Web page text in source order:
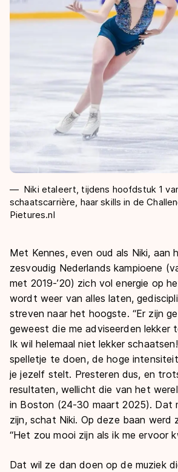
Niki etaleert, tijdens hoofdstuk 1
schaatscarrière, haar skills in de
Pietures.nl
Met Kennes, even oud als Niki, aan
zesvoudig Nederlands kampioene
met 2019-’20) zich vol energie op
wordt weer van alles laten,
streven naar het hoogste. “Er zijn
geweest die me adviseerden lekker
Ik wil helemaal niet lekker
spelletje te doen, de hoge
je jezelf stelt. Presteren dus, en
resultaten, wellicht die van het
in Boston (24-30 maart 2025). Dat
zijn, schat Niki. Op deze baan werd
“Het zou mooi zijn als ik me ervoor
Dat wil ze dan doen op de muziek